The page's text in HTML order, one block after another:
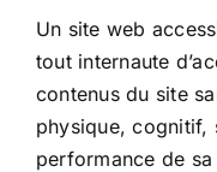
Un site web
tout internaute
contenus du site
physique, cognitif,
performance de